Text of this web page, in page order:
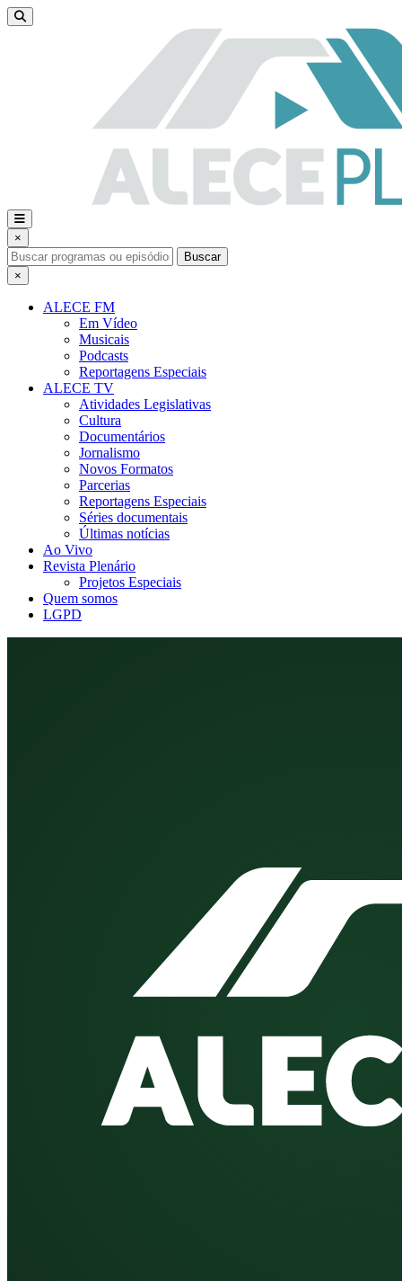
×
Buscar
×
ALECE FM
Em Vídeo
Musicais
Podcasts
Reportagens Especiais
ALECE TV
Atividades Legislativas
Cultura
Documentários
Jornalismo
Novos Formatos
Parcerias
Reportagens Especiais
Séries documentais
Últimas notícias
Ao Vivo
Revista Plenário
Projetos Especiais
Quem somos
LGPD